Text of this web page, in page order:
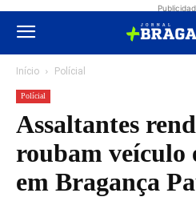
Início Polícial
Polícial
Assaltantes
roubam veículo
em Bragança